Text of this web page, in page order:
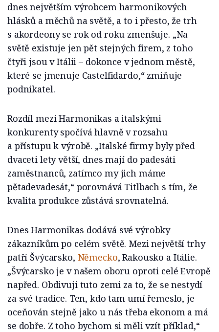
dnes největším výrobcem harmonikových
hlásků a měchů na světě, a to i přesto, že trh
s akordeony se rok od roku zmenšuje. „Na
světě existuje jen pět stejných firem, z toho
čtyři jsou v Itálii – dokonce v jednom městě,
které se jmenuje Castelfidardo,“ zmiňuje
podnikatel.
Rozdíl mezi Harmonikas a italskými
konkurenty spočívá hlavně v rozsahu
a přístupu k výrobě. „Italské firmy byly před
dvaceti lety větší, dnes mají do padesáti
zaměstnanců, zatímco my jich máme
pětadevadesát,“ porovnává Titlbach s tím, že
kvalita produkce zůstává srovnatelná.
Dnes Harmonikas dodává své výrobky
zákazníkům po celém světě. Mezi největší trhy
patří Švýcarsko, Německo, Rakousko a Itálie.
„Švýcarsko je v našem oboru oproti celé Evropě
napřed. Obdivuji tuto zemi za to, že se nestydí
za své tradice. Ten, kdo tam umí řemeslo, je
oceňován stejně jako u nás třeba ekonom a má
se dobře. Z toho bychom si měli vzít příklad,“